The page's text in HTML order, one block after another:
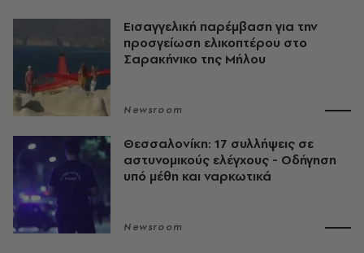
Εισαγγελική παρέμβαση για την
προσγείωση ελικοπτέρου στο
Σαρακήνικο της Μήλου
Newsroom
Θεσσαλονίκη: 17 συλλήψεις σε
αστυνομικούς ελέγχους - Οδήγηση
υπό μέθη και ναρκωτικά
Newsroom